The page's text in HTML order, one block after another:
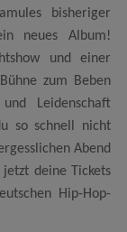
bisheriger
neues Album!
und einer
zum Beben
Leidenschaft
so schnell nicht
Abend
deine Tickets
Hip-Hop-